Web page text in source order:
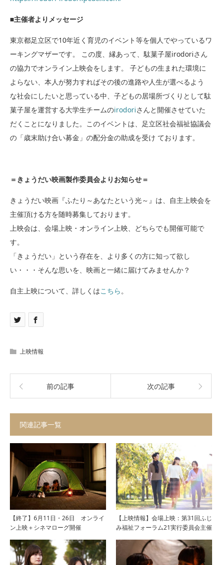
■主催者よりメッセージ
東京都足立区で10年近く育児のイベント等を個人でやっているワ
ーキングマザーです。 この度、縁あって、駄菓子屋irodoriさん
の協力でオンライン上映会をします。 子どもの生まれた環境に
よらない、本人が努力すればその後の進路や人生が選べるよう
な社会にしたいと思っている中、子どもの居場所づくりとして駄
菓子屋を運営する大学生チームのirodoriさんと開催させていた
だくことになりました。このイベントは、足立区社会福祉協議会
の「歳末助け合い募金」の配分金の助成を受け ております。
＝きょうだい映画製作委員会よりお知らせ＝
きょうだい映画『ふたり～あなたという光～』は、自主上映会を
主催頂ける方を随時募集しております。
上映会は、会場上映・オンライン上映、どちらでも開催可能で
す。
「きょうだい」という存在を、より多くの方に知って欲し
い・・・そんな思いを、映画と一緒に届けてみませんか？
自主上映について、詳しくはこちら 。
上映情報
前の記事 次の記事
関連記事一覧
【終了】6月11日・26日 オンライ
ン上映＋シネマローグ開催
【上映情報】会場上映：第31回ふじ
み福祉フォーラム21実行委員会主催